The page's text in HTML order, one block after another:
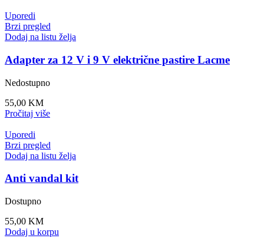
Uporedi
Brzi pregled
Dodaj na listu želja
Adapter za 12 V i 9 V električne pastire Lacme
Nedostupno
55,00 KM
Pročitaj više
Uporedi
Brzi pregled
Dodaj na listu želja
Anti vandal kit
Dostupno
55,00 KM
Dodaj u korpu